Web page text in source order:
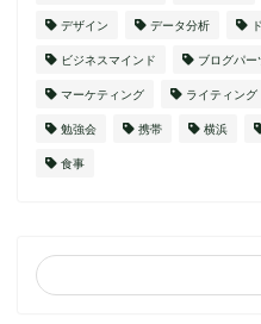
デザイン データ分析
ビジネスマインド ブログパー
マーケティング ライティング
勉強会 携帯 横浜
食事